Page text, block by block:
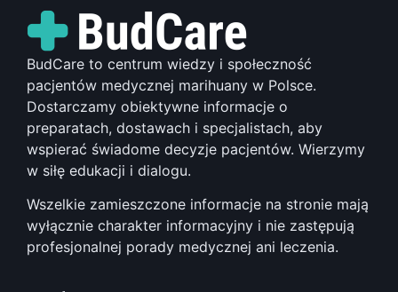
BudCare to centrum wiedzy i społeczność
pacjentów medycznej marihuany w Polsce.
Dostarczamy obiektywne informacje o
preparatach, dostawach i specjalistach, aby
wspierać świadome decyzje pacjentów. Wierzymy
w siłę edukacji i dialogu.
Wszelkie zamieszczone informacje na stronie mają
wyłącznie charakter informacyjny i nie zastępują
profesjonalnej porady medycznej ani leczenia.